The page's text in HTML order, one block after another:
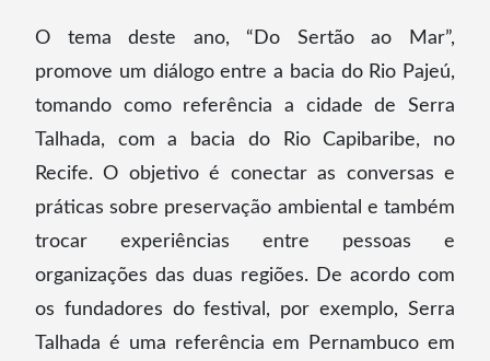
O tema deste ano, “Do Sertão ao Mar”,
promove um diálogo entre a bacia do Rio Pajeú,
tomando como referência a cidade de Serra
Talhada, com a bacia do Rio Capibaribe, no
Recife. O objetivo é conectar as conversas e
práticas sobre preservação ambiental e também
trocar experiências entre pessoas e
organizações das duas regiões. De acordo com
os fundadores do festival, por exemplo, Serra
Talhada é uma referência em Pernambuco em